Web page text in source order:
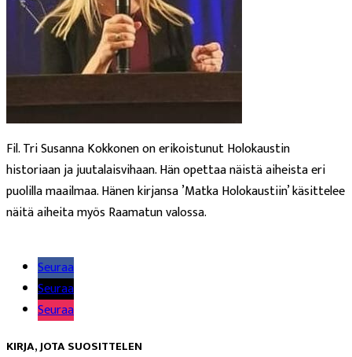
Fil. Tri Susanna Kokkonen on erikoistunut Holokaustin
historiaan ja juutalaisvihaan. Hän opettaa näistä aiheista eri
puolilla maailmaa. Hänen kirjansa ’Matka Holokaustiin’ käsittelee
näitä aiheita myös Raamatun valossa.
Seuraa
Seuraa
Seuraa
KIRJA, JOTA SUOSITTELEN